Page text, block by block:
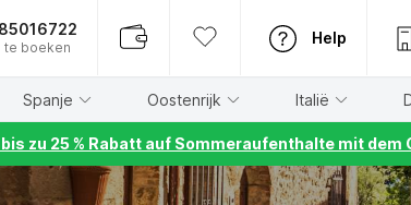
te boeken
Help
Spanje Oostenrijk Italië
zu 25 % Rabatt auf Sommeraufenthalte mit dem